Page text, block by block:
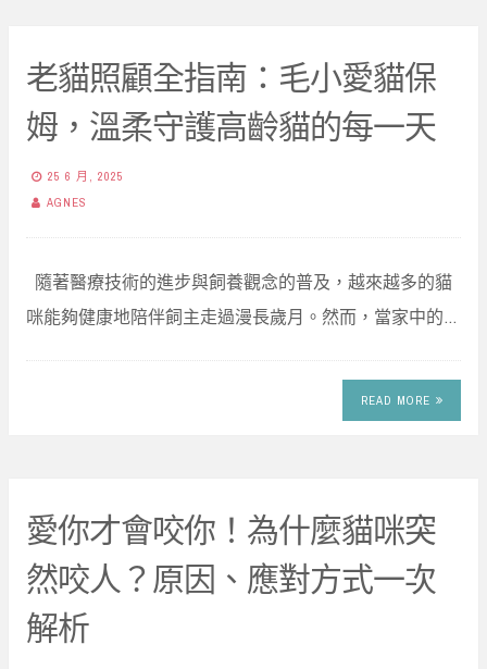
老貓照顧全指南：毛小愛貓保
姆，溫柔守護高齡貓的每一天
25 6 月, 2025
AGNES
隨著醫療技術的進步與飼養觀念的普及，越來越多的貓
咪能夠健康地陪伴飼主走過漫長歲月。然而，當家中的…
READ MORE
愛你才會咬你！為什麼貓咪突
然咬人？原因、應對方式一次
解析